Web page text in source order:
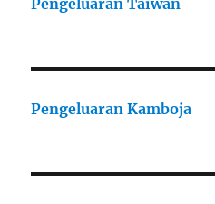
Pengeluaran Taiwan
Pengeluaran Kamboja